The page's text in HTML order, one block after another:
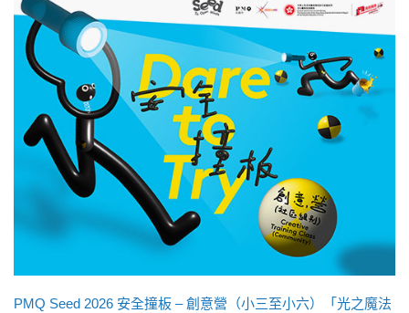
PMQ Seed 2026 安全撞板 – 創意營（小三至小六）「光之魔法